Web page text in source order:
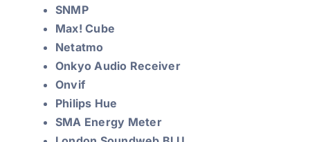
SNMP
Max! Cube
Netatmo
Onkyo Audio Receiver
Onvif
Philips Hue
SMA Energy Meter